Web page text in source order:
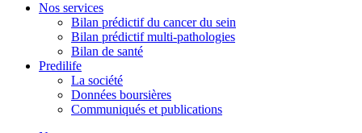
Nos services
Bilan prédictif du cancer du sein
Bilan prédictif multi-pathologies
Bilan de santé
Predilife
La société
Données boursières
Communiqués et publications